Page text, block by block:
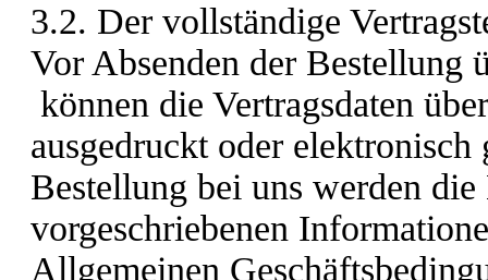
3.2. Der vollständige
Vor Absenden der Bestellung
können die Vertragsdaten
ausgedruckt oder
Bestellung bei uns werden
vorgeschriebenen
Allgemeinen